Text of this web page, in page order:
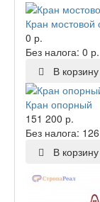
Кран
0 р.
Без налога: 0 р.
В корзину
Кран опорный
151 200 р.
Без налога:
В корзину